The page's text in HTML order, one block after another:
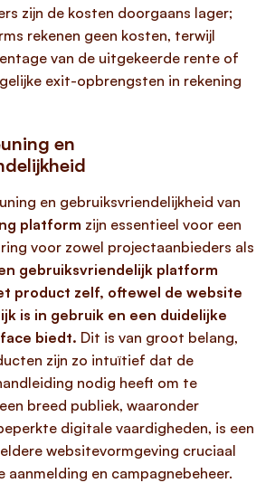
zijn de kosten doorgaans lager;
rekenen geen kosten, terwijl
van de uitgekeerde rente of
exit-opbrengsten in rekening
en
en gebruiksvriendelijkheid van
platform zijn essentieel voor een
voor zowel projectaanbieders als
gebruiksvriendelijk platform
product zelf, oftewel de website
is in gebruik en een duidelijke
biedt. Dit is van groot belang,
zijn zo intuïtief dat de
nodig heeft om te
breed publiek, waaronder
digitale vaardigheden, is een
websitevormgeving cruciaal
aanmelding en campagnebeheer.